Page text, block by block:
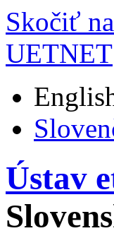
Skočiť
UETNET
Ústav